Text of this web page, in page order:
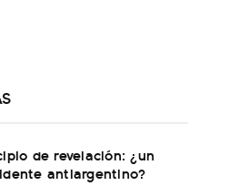
de revelación: ¿un
antiargentino?